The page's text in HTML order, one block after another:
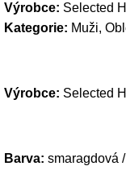
Výrobce: Selected
Kategorie: Muži,
Výrobce: Selected
Barva: smaragdová